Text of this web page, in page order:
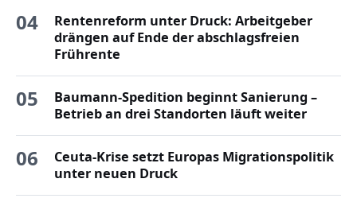
04
Rentenreform unter Druck: Arbeitgeber
drängen auf Ende der abschlagsfreien
Frührente
05
Baumann-Spedition beginnt Sanierung –
Betrieb an drei Standorten läuft weiter
06
Ceuta-Krise setzt Europas Migrationspolitik
unter neuen Druck